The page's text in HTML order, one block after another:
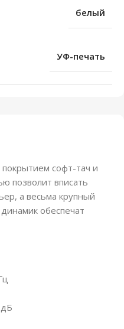
софт-тач и
позволит вписать
а весьма крупный
обеспечат
белый
УФ-печать